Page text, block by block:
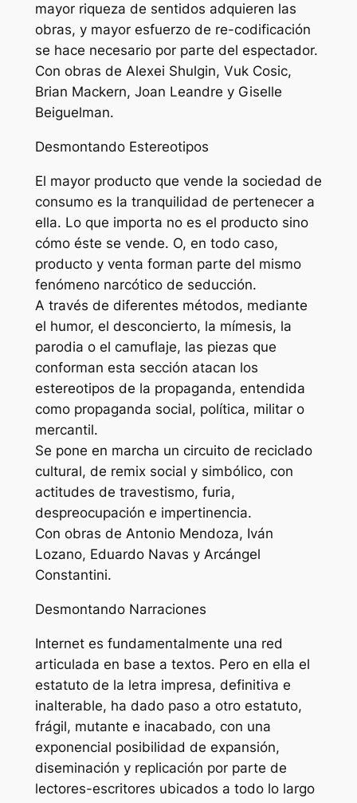
mayor riqueza de sentidos adquieren las
obras, y mayor esfuerzo de re-codificación
se hace necesario por parte del espectador.
Con obras de Alexei Shulgin, Vuk Cosic,
Brian Mackern, Joan Leandre y Giselle
Beiguelman.
Desmontando Estereotipos
El mayor producto que vende la sociedad de
consumo es la tranquilidad de pertenecer a
ella. Lo que importa no es el producto sino
cómo éste se vende. O, en todo caso,
producto y venta forman parte del mismo
fenómeno narcótico de seducción.
A través de diferentes métodos, mediante
el humor, el desconcierto, la mímesis, la
parodia o el camuflaje, las piezas que
conforman esta sección atacan los
estereotipos de la propaganda, entendida
como propaganda social, política, militar o
mercantil.
Se pone en marcha un circuito de reciclado
cultural, de remix social y simbólico, con
actitudes de travestismo, furia,
despreocupación e impertinencia.
Con obras de Antonio Mendoza, Iván
Lozano, Eduardo Navas y Arcángel
Constantini.
Desmontando Narraciones
Internet es fundamentalmente una red
articulada en base a textos. Pero en ella el
estatuto de la letra impresa, definitiva e
inalterable, ha dado paso a otro estatuto,
frágil, mutante e inacabado, con una
exponencial posibilidad de expansión,
diseminación y replicación por parte de
lectores-escritores ubicados a todo lo largo